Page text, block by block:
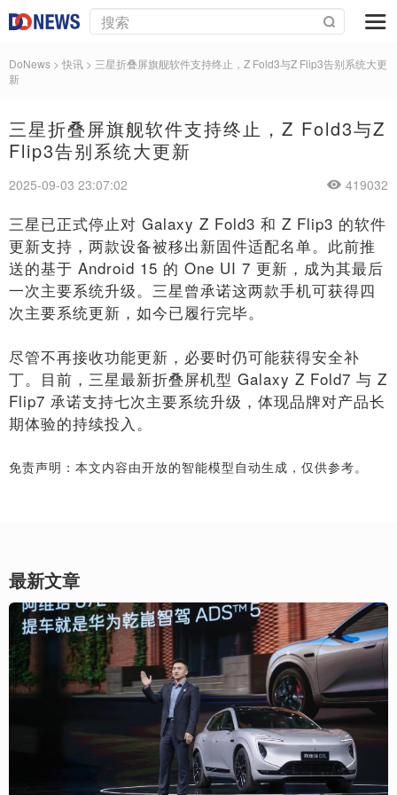
DoNews > 快讯 > 三星折叠屏旗舰软件支持终止，Z Fold3与Z Flip3告别系统大更
新
三星折叠屏旗舰软件支持终止，Z Fold3与Z
Flip3告别系统大更新
2025-09-03 23:07:02 419032
三星已正式停止对 Galaxy Z Fold3 和 Z Flip3 的软件
更新支持，两款设备被移出新固件适配名单。此前推
送的基于 Android 15 的 One UI 7 更新，成为其最后
一次主要系统升级。三星曾承诺这两款手机可获得四
次主要系统更新，如今已履行完毕。
尽管不再接收功能更新，必要时仍可能获得安全补
丁。目前，三星最新折叠屏机型 Galaxy Z Fold7 与 Z
Flip7 承诺支持七次主要系统升级，体现品牌对产品长
期体验的持续投入。
免责声明：本文内容由开放的智能模型自动生成，仅供参考。
最新文章